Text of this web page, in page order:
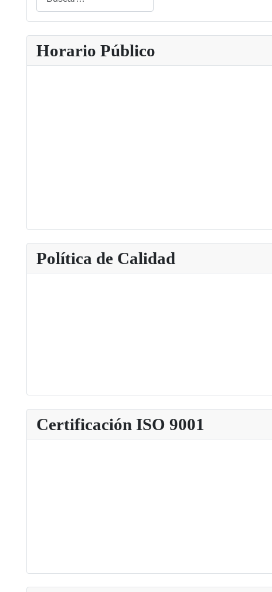
Type 2 or more characters for results.
Horario Público
Política de Calidad
Certificación ISO 9001